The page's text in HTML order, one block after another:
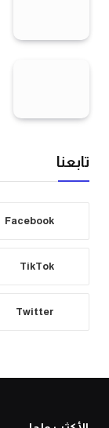
تابعنا
Facebook
TikTok
Twitter